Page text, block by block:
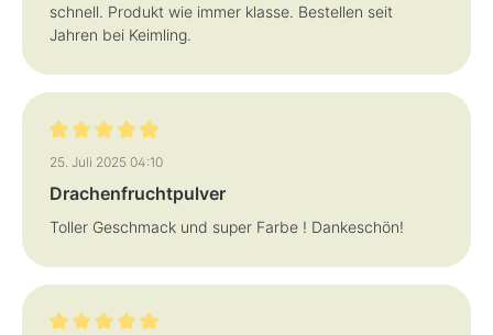
schnell. Produkt wie immer klasse. Bestellen seit
Jahren bei Keimling.
Bewertung mit 5 von 5 Sternen
25. Juli 2025 04:10
Drachenfruchtpulver
Toller Geschmack und super Farbe ! Dankeschön!